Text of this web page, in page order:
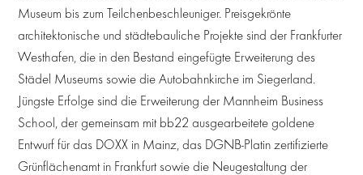
Museum bis zum Teilchenbeschleuniger. Preisgekrönte
architektonische und städtebauliche Projekte sind der Frankfurter
Westhafen, die in den Bestand eingefügte Erweiterung des
Städel Museums sowie die Autobahnkirche im Siegerland.
Jüngste Erfolge sind die Erweiterung der Mannheim Business
School, der gemeinsam mit bb22 ausgearbeitete goldene
Entwurf für das DOXX in Mainz, das DGNB-Platin zertifizierte
Grünflächenamt in Frankfurt sowie die Neugestaltung der